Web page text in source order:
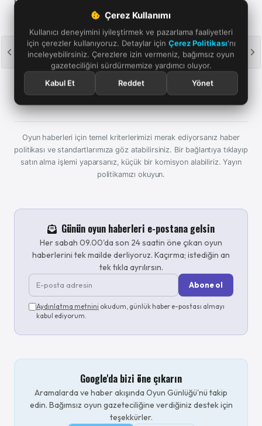
Çerez Kullanımı
Kullanıcı deneyimini iyileştirmek ve pazarlama faaliyetleri
için çerezler kullanıyoruz. Detaylar için Çerez Politikası'nı
inceleyebilirsiniz. Çerezlere izin vermeniz, bağımsız oyun
gazeteciliğini sürdürmemize yardımcı oluyor.
Kabul Et
Reddet Yönet
alma içermemektedir. Bu bilgiler duyuru kapsamında
açıklanmıştır.
Oyun haberleri için temel kriterlerimizi merak ediyorsanız haber
politikası ve standartlarımıza göz atabilirsiniz. Bir bağlantıya tıklayıp
satın alma işlemi yaparsanız, küçük bir komisyon alabiliriz.Yayın
politikamızı okuyun.
Günün oyun haberleri e-postana gelsin
Her sabah 09.00'da son 24 saatin öne çıkan oyun
haberlerini tek mailde derliyoruz. Kaçırma; istediğin an
tek tıkla ayrılırsın.
Abone ol
Aydınlatma metnini okudum, günlük haber e-postası almayı
kabul ediyorum.
Google'da bizi öne çıkarın
Aramalarda ve haber akışında Oyun Günlüğü'nü takip
edin. Bağımsız oyun gazeteciliğine verdiğiniz destek için
teşekkürler.